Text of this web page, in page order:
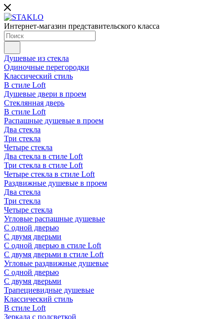
Интернет-магазин представительского класса
Душевые из стекла
Одиночные перегородки
Классический стиль
В стиле Loft
Душевые двери в проем
Стеклянная дверь
В стиле Loft
Распашные душевые в проем
Два стекла
Три стекла
Четыре стекла
Два стекла в стиле Loft
Три стекла в стиле Loft
Четыре стекла в стиле Loft
Раздвижные душевые в проем
Два стекла
Три стекла
Четыре стекла
Угловые распашные душевые
С одной дверью
С двумя дверьми
С одной дверью в стиле Loft
С двумя дверьми в стиле Loft
Угловые раздвижные душевые
С одной дверью
С двумя дверьми
Трапециевидные душевые
Классический стиль
В стиле Loft
Зеркала с подсветкой